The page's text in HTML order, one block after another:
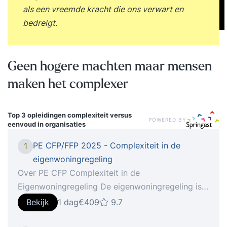
als een vreemde kracht die ons verwart en
bedreigt.
Geen hogere machten maar mensen
maken het complexer
Top 3 opleidingencomplexiteit versus
eenvoud in organisaties
POWERED BY
1
PE CFP/FFP 2025 - Complexiteit in de
eigenwoningregeling
Over PE CFP Complexiteit in de
Eigenwoningregeling De eigenwoningregeling is
door de jaren heen steeds ingewikkelder
geworden door diverse wijzigingen. Deze training
Bekijk 1 dag€409 9.7